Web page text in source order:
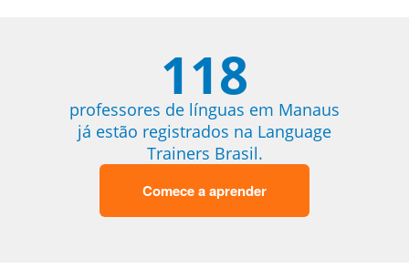
118
professores de línguas em Manaus
já estão registrados na Language
Trainers Brasil.
Comece a aprender